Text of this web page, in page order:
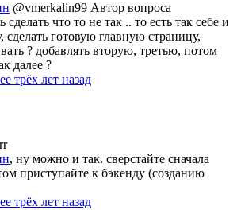
@vmerkalin99 Автор вопроса
сделать что то не так .. то есть так себе и
сделать готовую главную страницу,
? добавлять вторую, третью, потом
далее ?
трёх лет назад
, ну можно и так. сверстайте сначала
приступайте к бэкенду (созданию
трёх лет назад